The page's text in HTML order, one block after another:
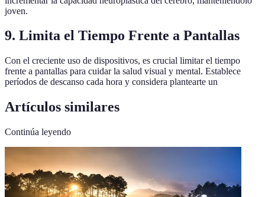
joven.
9. Limita el Tiempo Frente a Pantallas
Con el creciente uso de dispositivos, es crucial limitar el tiempo
frente a pantallas para cuidar la salud visual y mental. Establece
períodos de descanso cada hora y considera plantearte un
Artículos similares
Continúa leyendo